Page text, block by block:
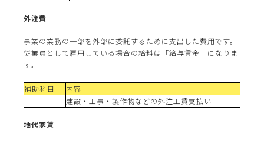
外注費
事業の業務の一部を外部に委託するために支出した費用です。
従業員として雇用している場合の給料は「給与賃金」になりま
す。
補助科目
内容
建設・工事・製作物などの外注工賃支払い
地代家賃